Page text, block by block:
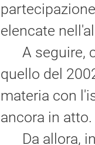
elencate
A seguire,
quello del
materia con
ancora in atto.
Da allora, in